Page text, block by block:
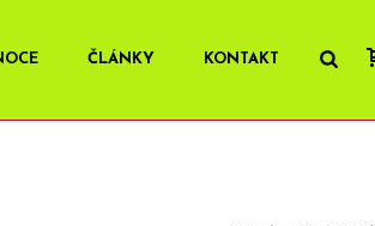
ČLÁNKY KONTAKT